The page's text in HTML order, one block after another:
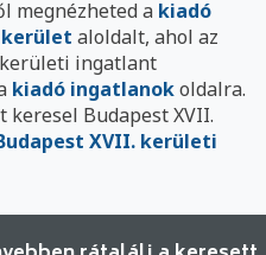
megnézheted a kiadó
aloldalt, ahol az
kerületi ingatlant
kiadó ingatlanokoldalra.
keresel Budapest XVII.
XVII. kerületi